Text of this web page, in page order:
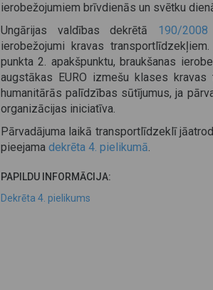
ierobežojumiem brīvdienās un svētku
Ungārijas valdības dekrētā 190/
ierobežojumi kravas
punkta 2. apakšpunktu, braukšanas
augstākas EURO izmešu klases
humanitārās palīdzības sūtījumus, ja
organizācijas iniciatīva.
Pārvadājuma laikā transportlīdzeklī
pieejama dekrēta 4. pielikumā.
PAPILDU INFORMĀCIJA:
Dekrēta 4. pielikums